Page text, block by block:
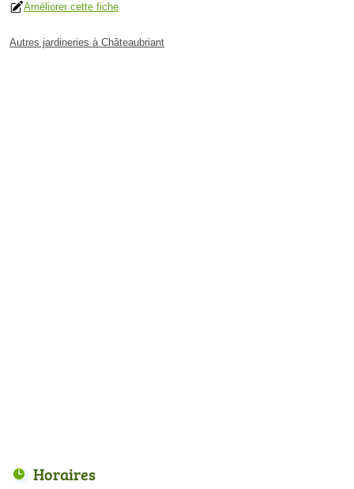
Améliorer cette fiche
Autres jardineries à Châteaubriant
Horaires